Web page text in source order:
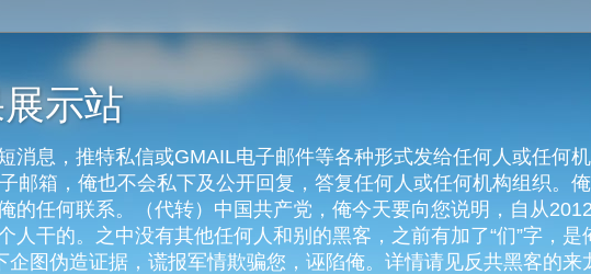
示站
消息，推特私信或GMAIL电子邮件等各种形式发给任何人或任何机
邮箱，俺也不会私下及公开回复，答复任何人或任何机构组织。
的任何联系。（代转）中国共产党，俺今天要向您说明，自从
人干的。之中没有其他任何人和别的黑客，之前有加了“们”字，是
图伪造证据，谎报军情欺骗您，诬陷俺。详情请见反共黑客的来